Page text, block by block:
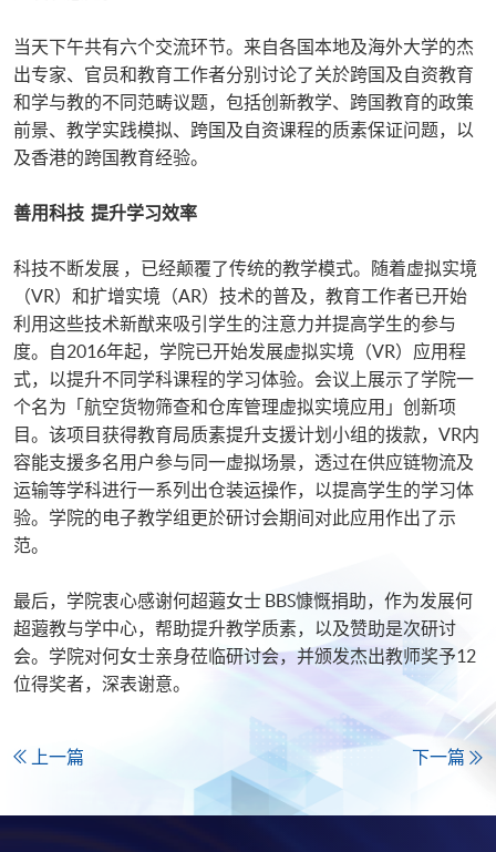
当天下午共有六个交流环节。来自各国本地及海外大学的杰
出专家、官员和教育工作者分别讨论了关於跨国及自资教育
和学与教的不同范畴议题，包括创新教学、跨国教育的政策
前景、教学实践模拟、跨国及自资课程的质素保证问题，以
及香港的跨国教育经验。
善用科技 提升学习效率
科技不断发展 ，已经颠覆了传统的教学模式。随着虚拟实境
（VR）和扩增实境（AR）技术的普及，教育工作者已开始
利用这些技术新猷来吸引学生的注意力并提高学生的参与
度。自2016年起，学院已开始发展虚拟实境（VR）应用程
式，以提升不同学科课程的学习体验。会议上展示了学院一
个名为「航空货物筛查和仓库管理虚拟实境应用」创新项
目。该项目获得教育局质素提升支援计划小组的拨款，VR内
容能支援多名用户参与同一虚拟场景，透过在供应链物流及
运输等学科进行一系列出仓装运操作，以提高学生的学习体
验。学院的电子教学组更於研讨会期间对此应用作出了示
范。
最后，学院衷心感谢何超蕸女士 BBS慷慨捐助，作为发展何
超蕸教与学中心，帮助提升教学质素，以及赞助是次研讨
会。学院对何女士亲身莅临研讨会，并颁发杰出教师奖予12
位得奖者，深表谢意。
上一篇 下一篇